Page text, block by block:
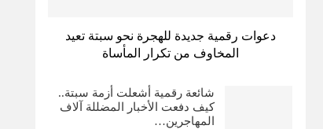
دعوات رقمية جديدة للهجرة نحو سبتة تعيد
المخاوف من تكرار المأساة
شائعة رقمية أشعلت أزمة سبتة..
كيف دفعت الأخبار المضللة آلاف
المهاجرين…